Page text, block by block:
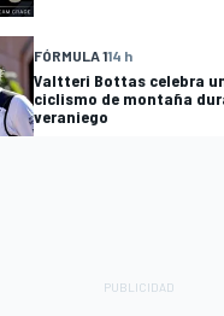
FÓRMULA 114 h
Valtteri Bottas celebra
ciclismo de montaña
veraniego